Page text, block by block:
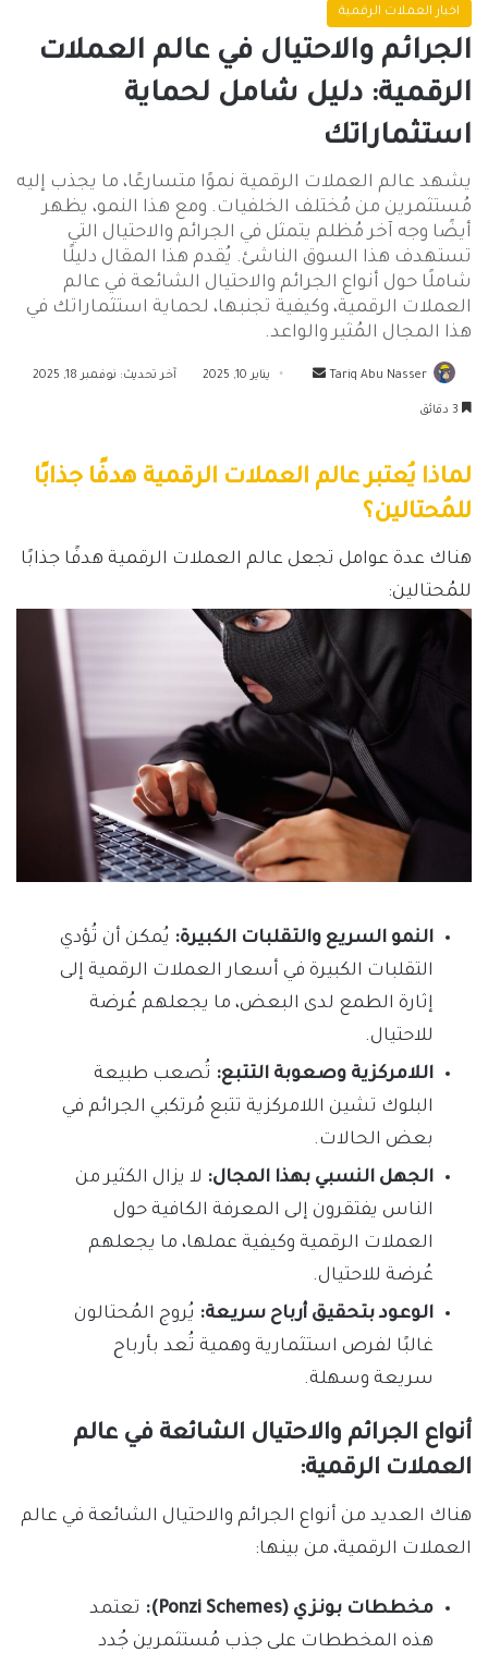
اخبار العملات الرقمية
الجرائم والاحتيال في عالم العملات
الرقمية: دليل شامل لحماية
استثماراتك
يشهد عالم العملات الرقمية نموًا متسارعًا، ما يجذب إليه
مُستثمرين من مُختلف الخلفيات. ومع هذا النمو، يظهر
أيضًا وجه آخر مُظلم يتمثل في الجرائم والاحتيال التي
تستهدف هذا السوق الناشئ. يُقدم هذا المقال دليلًا
شاملًا حول أنواع الجرائم والاحتيال الشائعة في عالم
العملات الرقمية، وكيفية تجنبها، لحماية استثماراتك في
هذا المجال المُثير والواعد.
Tariq Abu Nasser
أرسل
يناير 10, 2025 آخر تحديث: نوفمبر 18, 2025
لماذا يُعتبر عالم العملات الرقمية هدفًا جذابًا
للمُحتالين؟
هناك عدة عوامل تجعل عالم العملات الرقمية هدفًا جذابًا
للمُحتالين:
النمو السريع والتقلبات الكبيرة: يُمكن أن تُؤدي
التقلبات الكبيرة في أسعار العملات الرقمية إلى
إثارة الطمع لدى البعض، ما يجعلهم عُرضة
للاحتيال.
اللامركزية وصعوبة التتبع: تُصعب طبيعة
البلوك تشين اللامركزية تتبع مُرتكبي الجرائم في
بعض الحالات.
الجهل النسبي بهذا المجال: لا يزال الكثير من
الناس يفتقرون إلى المعرفة الكافية حول
العملات الرقمية وكيفية عملها، ما يجعلهم
عُرضة للاحتيال.
الوعود بتحقيق أرباح سريعة: يُروج المُحتالون
غالبًا لفرص استثمارية وهمية تُعد بأرباح
سريعة وسهلة.
أنواع الجرائم والاحتيال الشائعة في عالم
العملات الرقمية:
هناك العديد من أنواع الجرائم والاحتيال الشائعة في عالم
العملات الرقمية، من بينها:
مخططات بونزي (Ponzi Schemes):
تعتمد
هذه المخططات على جذب مُستثمرين جُدد